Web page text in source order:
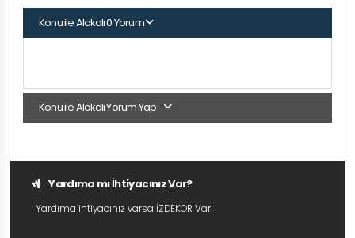
Konu ile Alakalı 0 Yorum
Konu ile Alakalı Yorum Yap
Yardıma mı İhtiyacınız Var?
Yardıma ihtiyacınız varsa İZDEKOR Var!